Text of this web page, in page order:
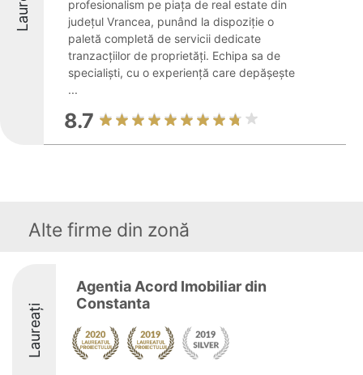
profesionalism pe piața de real estate din
județul Vrancea, punând la dispoziție o
paletă completă de servicii dedicate
tranzacțiilor de proprietăți. Echipa sa de
specialiști, cu o experiență care depășește
...
8.7
Alte firme din zonă
Laureați
Agentia Acord Imobiliar din
Constanta